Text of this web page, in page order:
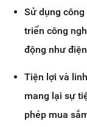
Sử dụng
triển công
động như
Tiện lợi và
mang lại sự
phép mua